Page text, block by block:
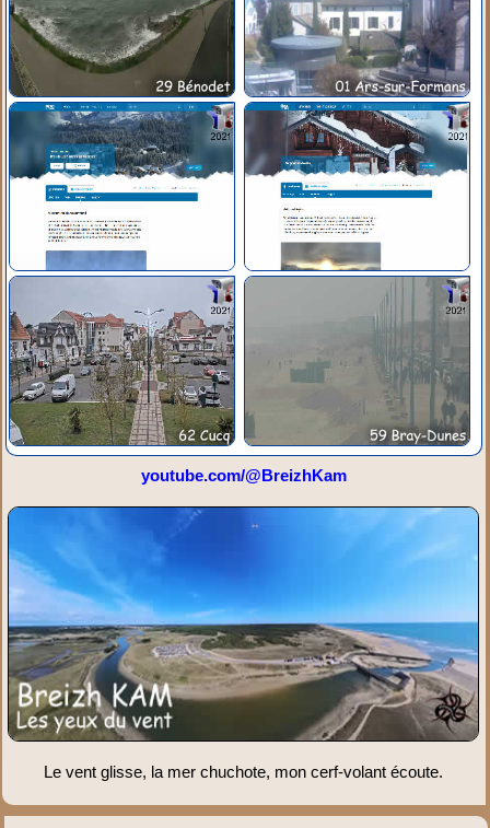
youtube.com/@BreizhKam
Le vent glisse, la mer chuchote, mon cerf-volant écoute.